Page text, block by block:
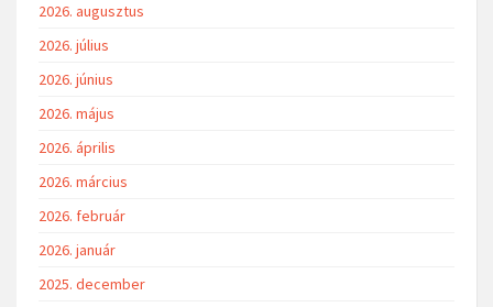
2026. augusztus
2026. július
2026. június
2026. május
2026. április
2026. március
2026. február
2026. január
2025. december